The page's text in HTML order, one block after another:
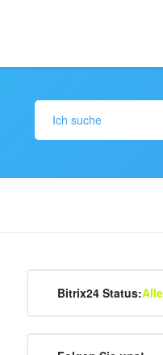
Bitrix24 Status: